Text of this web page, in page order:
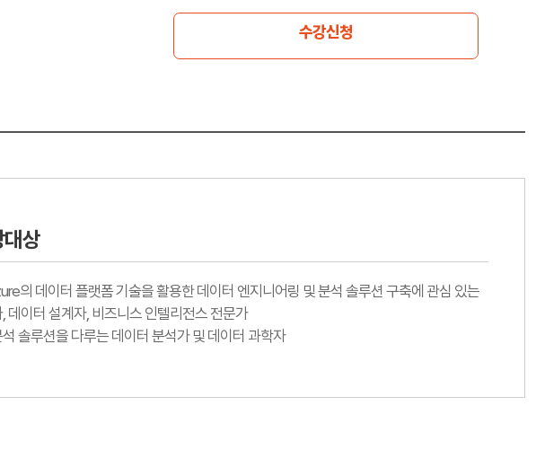
수강신청
상
의 데이터 플랫폼 기술을 활용한 데이터 엔지니어링 및 분석 솔루션 구축에 관심 있는
데이터 설계자, 비즈니스 인텔리전스 전문가
솔루션을 다루는 데이터 분석가 및 데이터 과학자